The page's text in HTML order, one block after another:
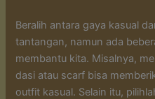
Beralih antara gaya kasual
tantangan, namun ada
membantu kita. Misalnya,
dasi atau scarf bisa
outfit kasual. Selain itu,